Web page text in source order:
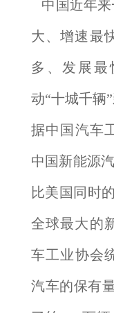
中国近年来
大、增速最
多、发展最
动“十城千辆
据中国汽车
中国新能源
比美国同时
全球最大的
车工业协会
汽车的保有